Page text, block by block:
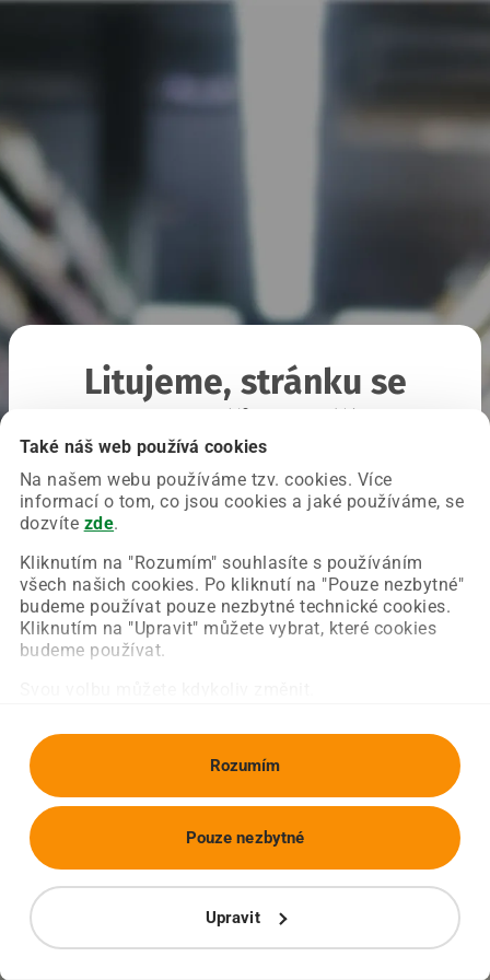
Také náš web používá cookies
Na našem webu používáme tzv. cookies. Více
informací o tom, co jsou cookies a jaké používáme, se
dozvíte zde.
Kliknutím na "Rozumím" souhlasíte s používáním
všech našich cookies. Po kliknutí na "Pouze nezbytné"
budeme používat pouze nezbytné technické cookies.
Kliknutím na "Upravit" můžete vybrat, které cookies
budeme používat.
Rozumím
Upravit
Pouze nezbytné
Litujeme, stránku se
Chyba nastala na naší straně a už ji opravujeme.
Zkuste prosím znovu načíst požadovanou stránku.
Obnovit stránku Úvodní strana